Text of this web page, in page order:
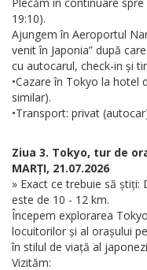
19:10).
Ajungem în Aeroportul
venit în Japonia” după
cu autocarul, check-in și
•Cazare în Tokyo la hotel
similar).
•Transport: privat
Ziua 3. Tokyo, tur de
MARȚI, 21.07.2026
» Exact ce trebuie să
este de 10 - 12 km.
Începem explorarea
locuitorilor și al orașului
în stilul de viață al
Vizităm: